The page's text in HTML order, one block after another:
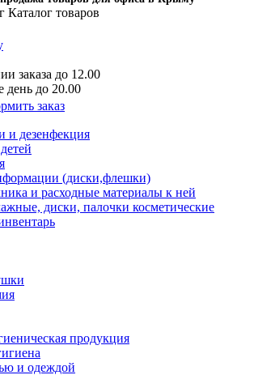
Каталог товаров
заказа до 12.00
день до 20.00
заказ
и дезенфекция
(диски,флешки)
и расходные материалы к ней
диски, палочки косметические
продукция
и одеждой